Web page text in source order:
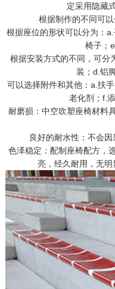
定采用隐藏
根据制作的不同可
根据座位的形状可以分为：
椅子；
根据安装方式的不同，可分
装；d.铝
可以选择附件和其他：a.扶
老化剂；f.
耐磨损：中空吹塑座椅材料
良好的耐水性：不会因
色泽稳定：配制座椅配方，
亮，经久耐用，无明